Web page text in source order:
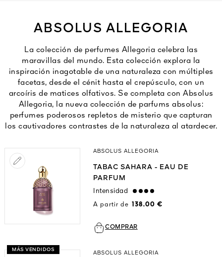
ABSOLUS ALLEGORIA
La colección de perfumes Allegoria celebra las
maravillas del mundo. Esta colección explora la
inspiración inagotable de una naturaleza con múltiples
facetas, desde el cénit hasta el crepúsculo, con un
arcoíris de matices olfativos. Se completa con Absolus
Allegoria, la nueva colección de parfums absolus:
perfumes poderosos repletos de misterio que capturan
los cautivadores contrastes de la naturaleza al atardecer.
ABSOLUS ALLEGORIA
TABAC SAHARA - EAU DE
PARFUM
Intensidad
strong
A partir de 138.00 €
COMPRAR
MÁS VENDIDOS
ABSOLUS ALLEGORIA